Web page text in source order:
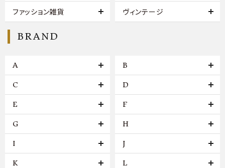
ファッション雑貨 ヴィンテージ
BRAND
A B
C D
E F
G H
I J
K L